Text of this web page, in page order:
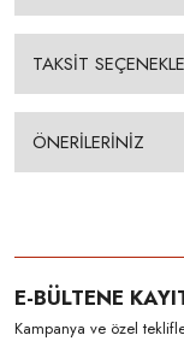
TAKSİT
ÖNERİLERİNİZ
E-BÜLTENE
Kampanya ve özel